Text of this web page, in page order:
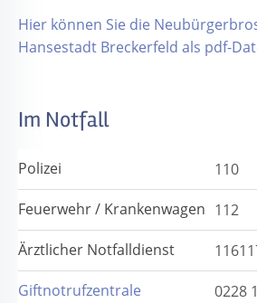
Hier können Sie die
Hansestadt Breckerfeld als pdf-
Im Notfall
Polizei
110
Feuerwehr / Krankenwagen 112
Ärztlicher Notfalldienst
Giftnotrufzentrale
0228